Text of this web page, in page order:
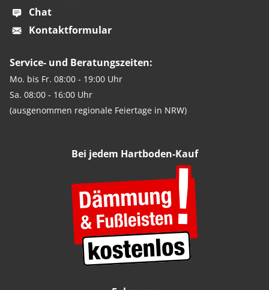
Chat
Kontaktformular
Service- und Beratungszeiten:
Mo. bis Fr. 08:00 - 19:00 Uhr
Sa. 08:00 - 16:00 Uhr
(ausgenommen regionale Feiertage in NRW)
Bei jedem Hartboden-Kauf